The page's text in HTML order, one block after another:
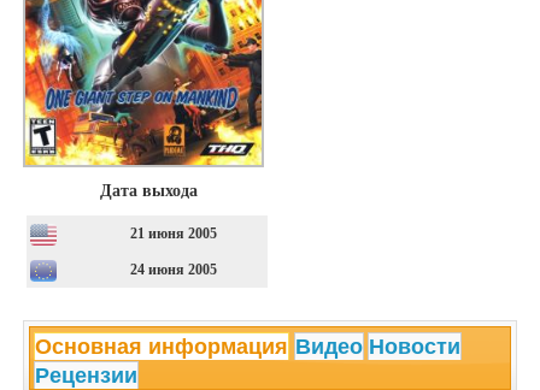
Дата выхода
21 июня 2005
24 июня 2005
Основная информация Видео Новости
Рецензии